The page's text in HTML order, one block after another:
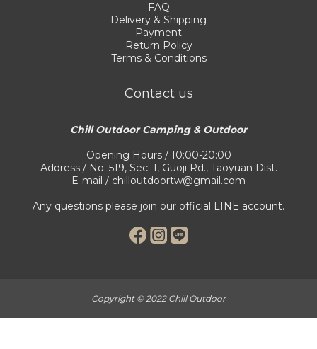
FAQ
Delivery & Shipping
Payment
Return Policy
Terms & Conditions
Contact us
Chill Outdoor Camping & Outdoor
Opening Hours / 10:00-20:00
Address / No. 519, Sec. 1, Guoji Rd., Taoyuan Dist.
E-mail / chilloutdoortw@gmail.com
Any questions please join our official LINE account.
Copyright © 2022 Chill Outdoor